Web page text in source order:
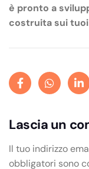
è pronto a
costruita sui
Lascia un
Il tuo indirizzo
obbligatori sono